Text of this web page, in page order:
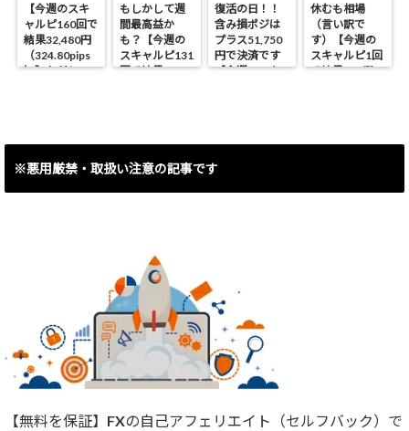
【今週のスキ
ャルピ160回で
結果32,480円
（324.80pips
）】ただしス
もしかして週
間最高益か
も？【今週の
スキャルピ131
回で結果
復活の日！！
含み損ポジは
プラス51,750
円で決済です
【今週のスキ
休むも相場
（言い訳で
す）【今週の
スキャルピ1回
で結果460円
※悪用厳禁・取扱い注意の記事です
【無料を保証】FXの自己アフェリエイト（セルフバック）で